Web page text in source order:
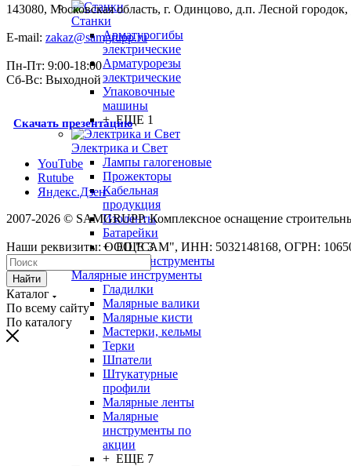
Станки
Арматурогибы
электрические
Арматурорезы
электрические
Упаковочные
машины
+ ЕЩЕ 1
Электрика и Свет
Лампы галогеновые
Прожекторы
Кабельная
продукция
Изоленты
Батарейки
+ ЕЩЕ 3
Малярные инструменты
Гладилки
Малярные валики
Малярные кисти
Мастерки, кельмы
Терки
Шпатели
Штукатурные
профили
Малярные ленты
Малярные
инструменты по
акции
+ ЕЩЕ 7
143080, Mосковская область, г. Одинцово, д.п. Лесной
E-mail: zakaz@samgrupp.ru
Пн-Пт: 9:00-18:00
Сб-Вс: Выходной
Скачать презентацию
YouTube
Rutube
Яндекс.Дзен
2007-2026 © SAMGRUPP. Комплексное оснащение
Наши реквизиты: ООО "САМ", ИНН: 5032148168, ОГРН:
Найти
Каталог
По всему сайту
По каталогу